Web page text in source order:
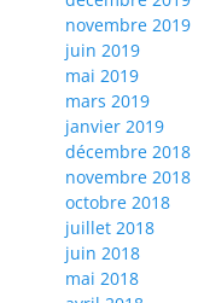
novembre 2019
juin 2019
mai 2019
mars 2019
janvier 2019
décembre 2018
novembre 2018
octobre 2018
juillet 2018
juin 2018
mai 2018